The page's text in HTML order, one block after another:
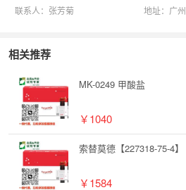
联系人： 张芳菊 地址： 广州
相关推荐
MK-0249 甲酸盐
￥1040
索替莫德【227318-75-4】
￥1584